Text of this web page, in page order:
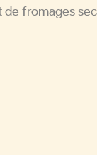
fromages